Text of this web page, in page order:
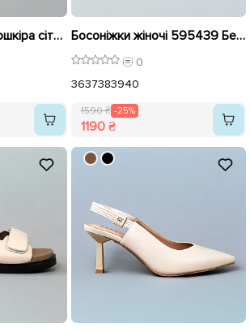
Кросівки жіночі екошкіра сітка 595592 Бежеві Босоніжки жіночі 595439 Бежеві розпродаж
0
3637383940
1590 ₴ -25%
1190 ₴